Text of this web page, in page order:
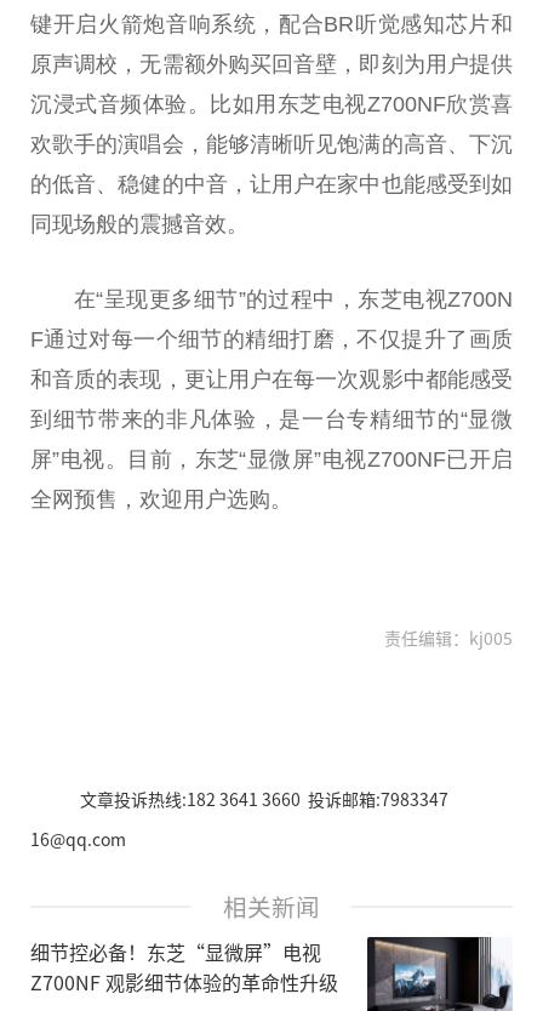
键开启火箭炮音响系统，配合BR听觉感知芯片和
原声调校，无需额外购买回音壁，即刻为用户提供
沉浸式音频体验。比如用东芝电视Z700NF欣赏喜
欢歌手的演唱会，能够清晰听见饱满的高音、下沉
的低音、稳健的中音，让用户在家中也能感受到如
同现场般的震撼音效。
在“呈现更多细节”的过程中，东芝电视Z700N
F通过对每一个细节的精细打磨，不仅提升了画质
和音质的表现，更让用户在每一次观影中都能感受
到细节带来的非凡体验，是一台专精细节的“显微
屏”电视。目前，东芝“显微屏”电视Z700NF已开启
全网预售，欢迎用户选购。
责任编辑：kj005
文章投诉热线:182 3641 3660 投诉邮箱:7983347
16@qq.com
相关新闻
细节控必备！东芝“显微屏”电视
Z700NF 观影细节体验的革命性升级